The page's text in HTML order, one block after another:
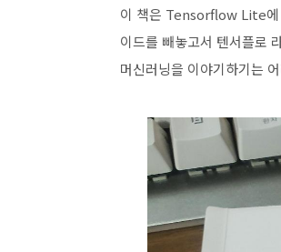
이 책은 Tensorflow Lite에
이드를 빼놓고서 텐서플로
머신러닝을 이야기하기는